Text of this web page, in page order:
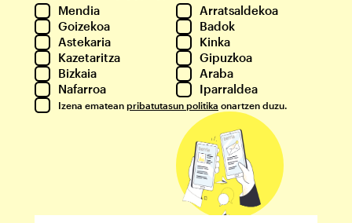
Mendia
Arratsaldekoa
Goizekoa
Badok
Astekaria
Kinka
Kazetaritza
Gipuzkoa
Bizkaia
Araba
Nafarroa
Iparraldea
Izena ematean pribatutasun politika onartzen duzu.